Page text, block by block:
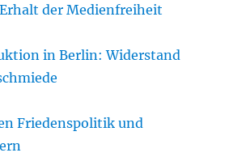
der Medienfreiheit
in Berlin: Widerstand
Friedenspolitik und